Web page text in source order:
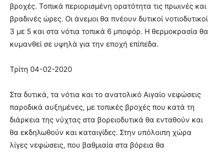
βροχές. Τοπικά περιορισμένη ορατότητα τις πρωινές και
βραδινές ώρες. Οι άνεμοι θα πνέουν δυτικοί νοτιοδυτικοί
3 με 5 και στα νότια τοπικά 6 μποφόρ. Η θερμοκρασία θα
κυμανθεί σε υψηλά για την εποχή επίπεδα.
Τρίτη 04-02-2020
Στα δυτικά, τα νότια και το ανατολικό Αιγαίο νεφώσεις
παροδικά αυξημένες, με τοπικές βροχές που κατά τη
διάρκεια της νύχτας στα βορειοδυτικά θα ενταθούν και
θα εκδηλωθούν και καταιγίδες. Στην υπόλοιπη χώρα
λίγες νεφώσεις, που βαθμιαία στα βόρεια θα